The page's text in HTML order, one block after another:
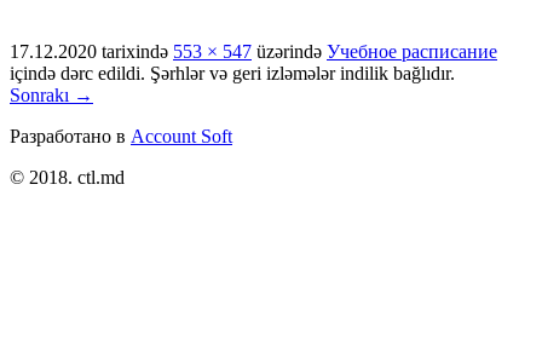
17.12.2020 tarixində 553 × 547 üzərində Учебное расписание
içində dərc edildi. Şərhlər və geri izləmələr indilik bağlıdır.
Sonrakı →
Разработано в Account Soft
© 2018. ctl.md